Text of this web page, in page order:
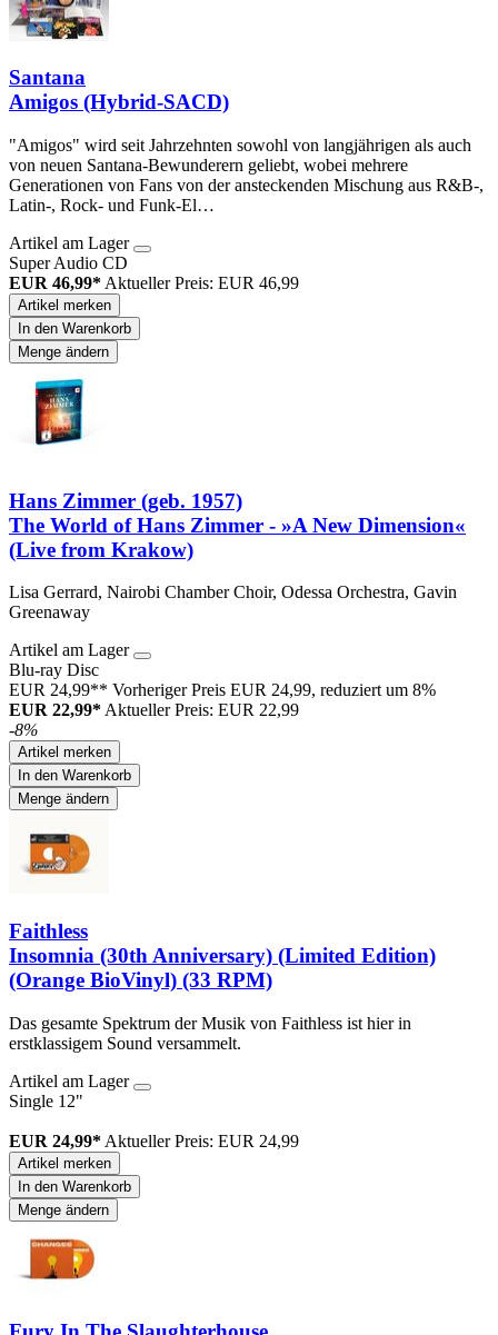
Santana
Amigos (Hybrid-SACD)
"Amigos" wird seit Jahrzehnten sowohl von langjährigen als auch
von neuen Santana-Bewunderern geliebt, wobei mehrere
Generationen von Fans von der ansteckenden Mischung aus R&B-,
Latin-, Rock- und Funk-El…
Artikel am Lager
Super Audio CD
EUR 46,99* Aktueller Preis: EUR 46,99
Artikel merken
In den Warenkorb
Menge ändern
Hans Zimmer (geb. 1957)
The World of Hans Zimmer - »A New Dimension«
(Live from Krakow)
Lisa Gerrard, Nairobi Chamber Choir, Odessa Orchestra, Gavin
Greenaway
Artikel am Lager
Blu-ray Disc
EUR 24,99** Vorheriger Preis EUR 24,99, reduziert um 8%
EUR 22,99* Aktueller Preis: EUR 22,99
-8%
Artikel merken
In den Warenkorb
Menge ändern
Faithless
Insomnia (30th Anniversary) (Limited Edition)
(Orange BioVinyl) (33 RPM)
Das gesamte Spektrum der Musik von Faithless ist hier in
erstklassigem Sound versammelt.
Artikel am Lager
Single 12"
EUR 24,99* Aktueller Preis: EUR 24,99
Artikel merken
In den Warenkorb
Menge ändern